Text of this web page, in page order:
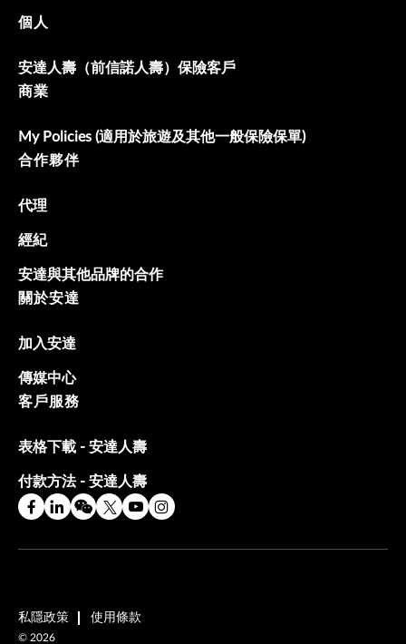
個人
安達人壽（前信諾人壽）保險客戶
商業
My Policies (適用於旅遊及其他一般保險保單)
合作夥伴
代理
經紀
安達與其他品牌的合作
關於安達
加入安達
傳媒中心
客戶服務
表格下載 - 安達人壽
付款方法 - 安達人壽
私隱政策 使用條款
© 2026